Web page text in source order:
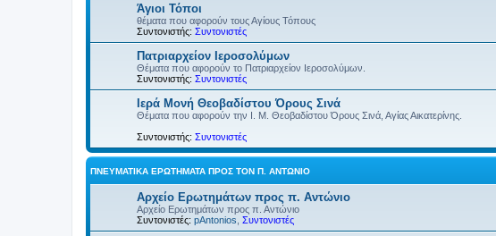
Άγιοι Τόποι
θέματα που αφορούν τους Αγίους Τόπους
Συντονιστής: Συντονιστές
Πατριαρχείον Ιεροσολύμων
Θέματα που αφορούν το Πατριαρχείον Ιεροσολύμων.
Συντονιστής: Συντονιστές
Ιερά Μονή Θεοβαδίστου Όρους Σινά
Θέματα που αφορούν την Ι. Μ. Θεοβαδίστου Όρους Σινά, Αγίας Αικατερίνης.
Συντονιστής: Συντονιστές
ΠΝΕΥΜΑΤΙΚΆ ΕΡΩΤΉΜΑΤΑ ΠΡΟΣ ΤΟΝ Π. ΑΝΤΏΝΙΟ
Αρχείο Ερωτημάτων προς π. Αντώνιο
Αρχείο Ερωτημάτων προς π. Αντώνιο
Συντονιστές: pAntonios Συντονιστές